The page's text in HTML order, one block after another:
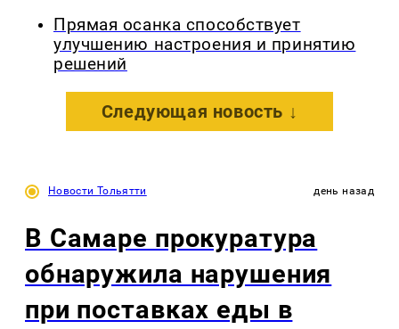
Прямая осанка способствует
улучшению настроения и принятию
решений
Следующая новость ↓
Новости Тольятти день назад
В Самаре прокуратура
обнаружила нарушения
при поставках еды в